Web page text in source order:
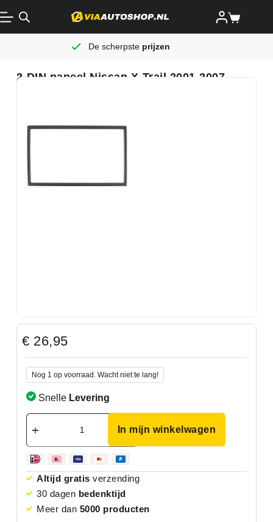
De scherpste prijzen
2-DIN paneel Nissan X-Trail 2001-2007
€ 26,95
Nog 1 op voorraad. Wacht niet te lang!
Snelle Levering
In mijn winkelwagen
Altijd gratis verzending
30 dagen bedenktijd
Meer dan 5000 producten